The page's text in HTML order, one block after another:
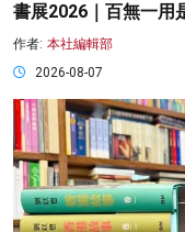
書展2026｜百無一用
作者: 本社編輯部
2026-08-07